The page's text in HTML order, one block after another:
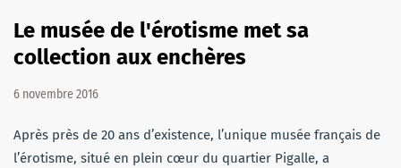
Le musée de l'érotisme met sa
collection aux enchères
6 novembre 2016
Après près de 20 ans d’existence, l’unique musée français de
l’érotisme, situé en plein cœur du quartier Pigalle, a